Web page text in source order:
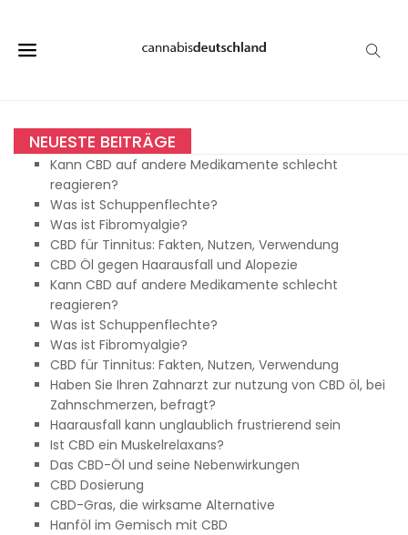
NEUESTE BEITRÄGE
Kann CBD auf andere Medikamente schlecht
reagieren?
Was ist Schuppenflechte?
Was ist Fibromyalgie?
CBD für Tinnitus: Fakten, Nutzen, Verwendung
CBD Öl gegen Haarausfall und Alopezie
Kann CBD auf andere Medikamente schlecht
reagieren?
Was ist Schuppenflechte?
Was ist Fibromyalgie?
CBD für Tinnitus: Fakten, Nutzen, Verwendung
Haben Sie Ihren Zahnarzt zur nutzung von CBD öl, bei
Zahnschmerzen, befragt?
Haarausfall kann unglaublich frustrierend sein
Ist CBD ein Muskelrelaxans?
Das CBD-Öl und seine Nebenwirkungen
CBD Dosierung
CBD-Gras, die wirksame Alternative
Hanföl im Gemisch mit CBD